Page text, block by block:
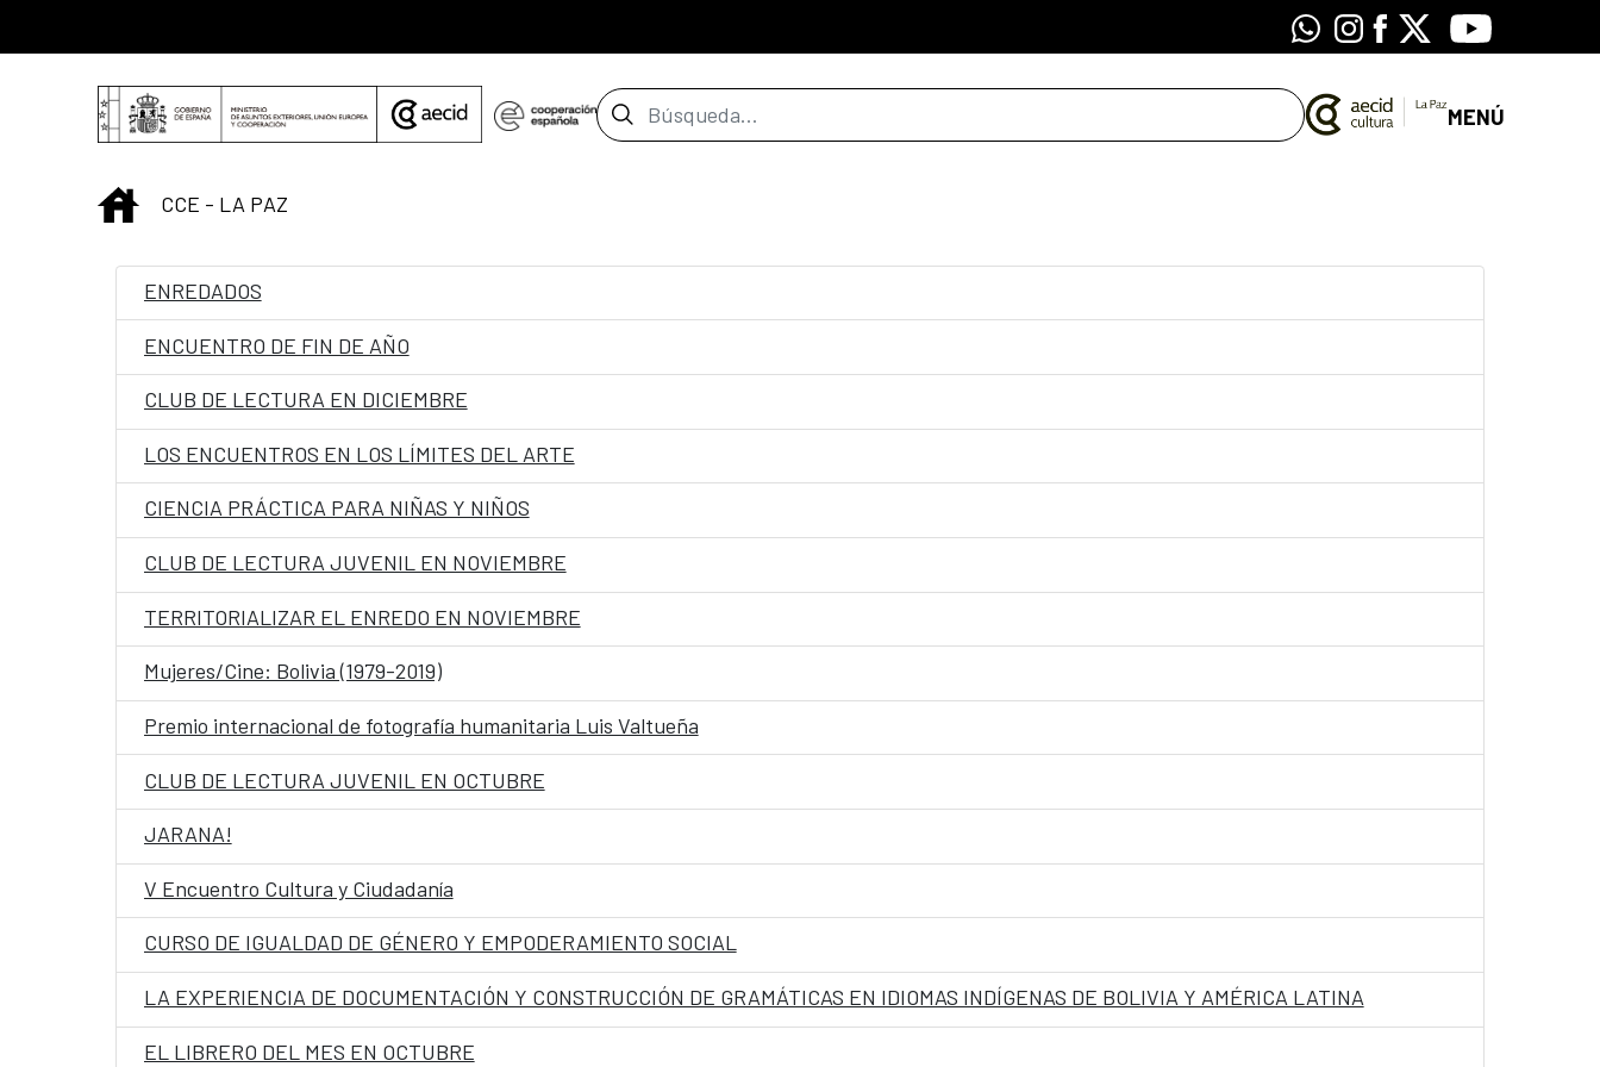
WhatsappInstagram
Facebook
X Youtube
Barra de búsqueda MENÚ
INICIO
CCE - LA PAZ
ENREDADOS
ENCUENTRO DE FIN DE AÑO
CLUB DE LECTURA EN DICIEMBRE
LOS ENCUENTROS EN LOS LÍMITES DEL ARTE
CIENCIA PRÁCTICA PARA NIÑAS Y NIÑOS
CLUB DE LECTURA JUVENIL EN NOVIEMBRE
TERRITORIALIZAR EL ENREDO EN NOVIEMBRE
Mujeres/Cine: Bolivia (1979-2019)
Premio internacional de fotografía humanitaria Luis Valtueña
CLUB DE LECTURA JUVENIL EN OCTUBRE
JARANA!
V Encuentro Cultura y Ciudadanía
CURSO DE IGUALDAD DE GÉNERO Y EMPODERAMIENTO SOCIAL
LA EXPERIENCIA DE DOCUMENTACIÓN Y CONSTRUCCIÓN DE GRAMÁTICAS EN IDIOMAS INDÍGENAS DE BOLIVIA Y AMÉRICA LATINA
EL LIBRERO DEL MES EN OCTUBRE